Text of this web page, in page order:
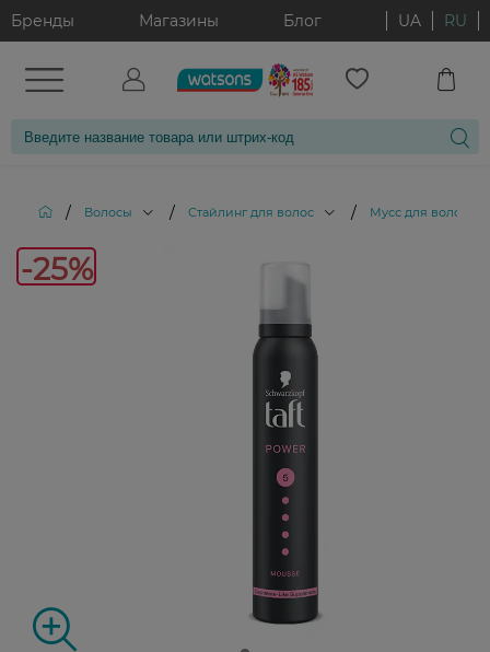
Бренды Магазины Блог UA RU
/ Волосы / Стайлинг для волос / Мусс для волос
-25%